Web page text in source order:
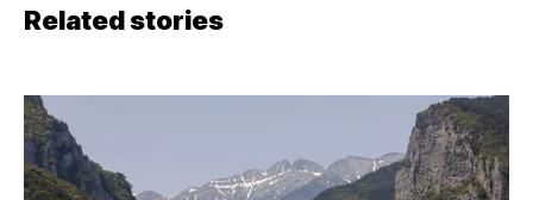
Related stories